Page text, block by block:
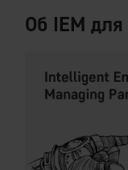
Об IEM